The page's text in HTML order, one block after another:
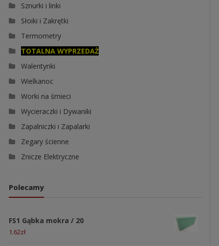
Sznurki i linki
Słoiki i Zakrętki
Termometry
TOTALNA WYPRZEDAŻ
Walentynki
Wielkanoc
Worki na śmieci
Wycieraczki i Dywaniki
Zapalniczki i Zapalarki
Zegary ścienne
Znicze Elektryczne
Polecamy
FS1 Gąbka mokra / 20
1.62zł